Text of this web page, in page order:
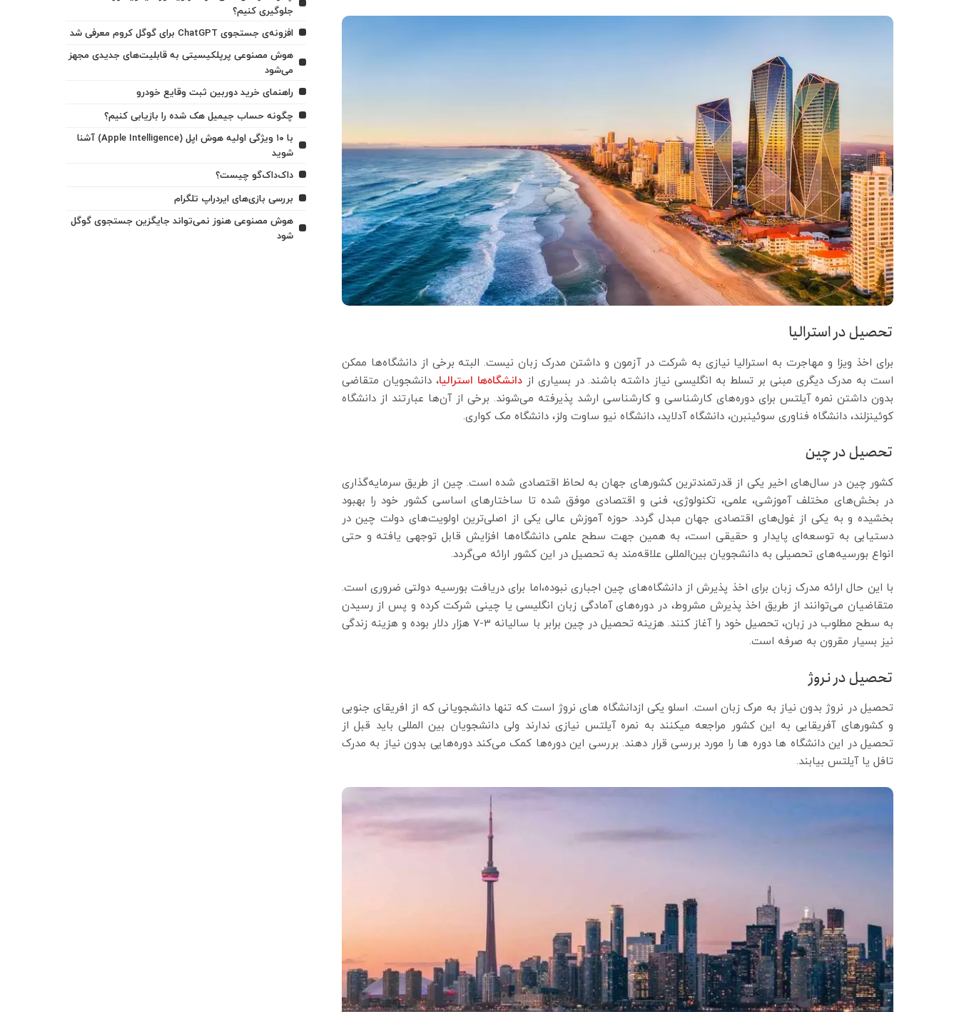
تحصیل در استرالیا
برای اخذ ویزا و مهاجرت به استرالیا نیازی به شرکت در آزمون و داشتن مدرک زبان نیست. البته برخی از دانشگاه‌ها ممکن
است به مدرک دیگری مبنی بر تسلط به انگلیسی نیاز داشته باشند. در بسیاری ازدانشگاه‌ها استرالیا، دانشجویان متقاضی
بدون داشتن نمره آیلتس برای دوره‌های کارشناسی و کارشناسی ارشد پذیرفته می‌شوند. برخی از آن‌ها عبارتند از دانشگاه
کوئینزلند، دانشگاه فناوری سوئینبرن، دانشگاه آدلاید، دانشگاه نیو ساوت ولز، دانشگاه مک کواری.
تحصیل در چین
کشور چین در سال‌های اخیر یکی از قدرتمندترین کشورهای جهان به لحاظ اقتصادی شده است. چین از طریق سرمایه‌گذاری
در بخش‌های مختلف آموزشی، علمی، تکنولوژی، فنی و اقتصادی موفق شده تا ساختارهای اساسی کشور خود را بهبود
بخشیده و به یکی از غول‌های اقتصادی جهان مبدل گردد. حوزه آموزش عالی یکی از اصلی‌ترین اولویت‌های دولت چین در
دستیابی به توسعه‌ای پایدار و حقیقی است، به همین جهت سطح علمی دانشگاه‌ها افزایش قابل توجهی یافته و حتی
انواع بورسیه‌های تحصیلی به دانشجویان بین‌المللی علاقه‌مند به تحصیل در این کشور ارائه می‌گردد.
با این حال ارائه مدرک زبان برای اخذ پذیرش از دانشگاه‌های چین اجباری نبوده،اما برای دریافت بورسیه دولتی ضروری است.
متقاضیان می‌توانند از طریق اخذ پذیرش مشروط، در دوره‌های آمادگی زبان انگلیسی یا چینی شرکت کرده و پس از رسیدن
به سطح مطلوب در زبان، تحصیل خود را آغاز کنند. هزینه تحصیل در چین برابر با سالیانه 3-7 هزار دلار بوده و هزینه زندگی
نیز بسیار مقرون به صرفه است.
تحصیل در نروژ
تحصیل در نروژ بدون نیاز به مرک زبان است. اسلو یکی ازدانشگاه های نروژ است که تنها دانشجویانی که از افریقای جنوبی
و کشورهای آفریقایی به این کشور مراجعه میکنند به نمره آیلتس نیازی ندارند ولی دانشجویان بین المللی باید قبل از
تحصیل در این دانشگاه ها دوره ها را مورد بررسی قرار دهند. بررسی این دوره‌ها کمک می‌کند دوره‌هایی بدون نیاز به مدرک
تافل یا آیلتس بیابند.
جلوگیری کنیم؟
افزونه‌ی جستجوی ChatGPT برای گوگل کروم معرفی شد
هوش مصنوعی پرپلکیسیتی به قابلیت‌های جدیدی مجهز
می‌شود
راهنمای خرید دوربین ثبت وقایع خودرو
چگونه حساب جیمیل هک شده را بازیابی کنیم؟
با ۱۰ ویژگی اولیه هوش اپل (Apple Intelligence) آشنا
شوید
داک‌داک‌گو چیست؟
بررسی بازی‌های ایردراپ تلگرام
هوش مصنوعی هنوز نمی‌تواند جایگزین جستجوی گوگل
شود